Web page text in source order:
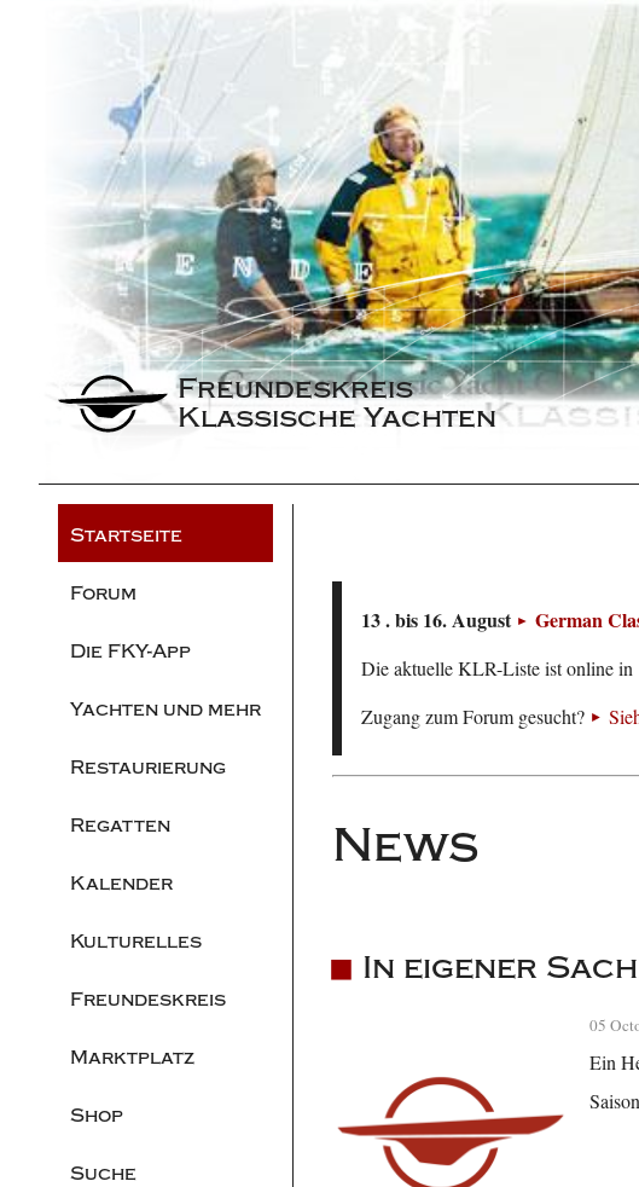
Freundeskreis
Klassische Yachten
Startseite
Forum
Die FKY-App
Yachten und mehr
Restaurierung
Regatten
Kalender
Kulturelles
Freundeskreis
Marktplatz
Shop
Suche
13 . bis 16. August German
Die aktuelle KLR-Liste ist online in
Zugang zum Forum gesucht?
News
In eigener
05
Ein